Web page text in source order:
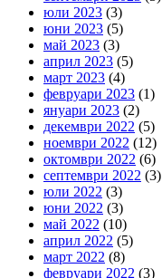
юли 2023 (3)
юни 2023 (5)
май 2023 (3)
април 2023 (5)
март 2023 (4)
февруари 2023 (1)
януари 2023 (2)
декември 2022 (5)
ноември 2022 (12)
октомври 2022 (6)
септември 2022 (3)
юли 2022 (3)
юни 2022 (3)
май 2022 (10)
април 2022 (5)
март 2022 (8)
февруари 2022 (3)